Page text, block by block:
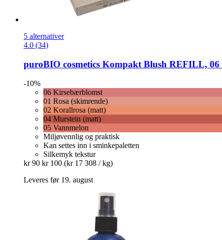
5 alternativer
4.0 (34)
puroBIO cosmetics Kompakt Blush REFILL, 06
-10%
06 Kirsebærblomst
01 Rosa (skimrende)
02 Korallrosa (matt)
04 Murstein (matt)
05 Vannmelon
Miljøvennlig og praktisk
Kan settes inn i sminkepaletten
Silkemyk tekstur
kr 90 kr 100 (kr 17 308 / kg)
Leveres før 19. august